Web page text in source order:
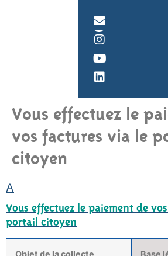
Vous effectuez le
vos factures via le
citoyen
A
Vous effectuez le paiement de
portail citoyen
Objet de la collecte Base